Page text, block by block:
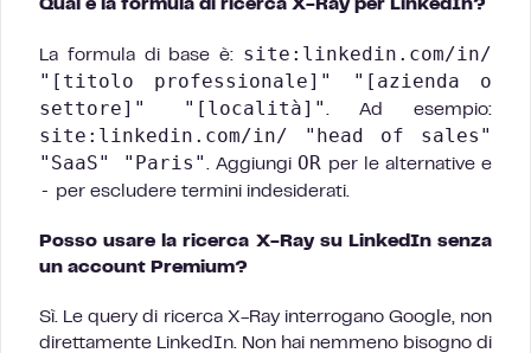
Qual è la formula di ricerca X-Ray per LinkedIn?
La formula di base è: site:linkedin.com/in/
"[titolo professionale]" "[azienda o
settore]" "[località]"
. Ad esempio:
site:linkedin.com/in/ "head of sales"
"SaaS" "Paris"
. Aggiungi OR per le alternative e
- per escludere termini indesiderati.
Posso usare la ricerca X-Ray su LinkedIn senza
un account Premium?
Sì. Le query di ricerca X-Ray interrogano Google, non
direttamente LinkedIn. Non hai nemmeno bisogno di